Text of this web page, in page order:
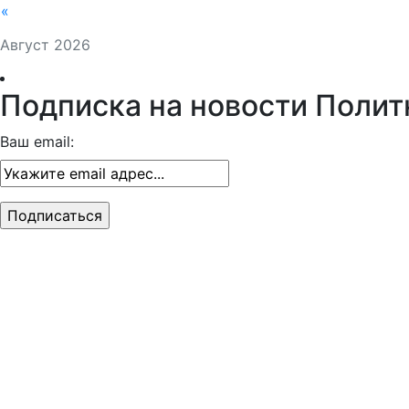
Август 2026
«
Подписка на новости
Ваш email: